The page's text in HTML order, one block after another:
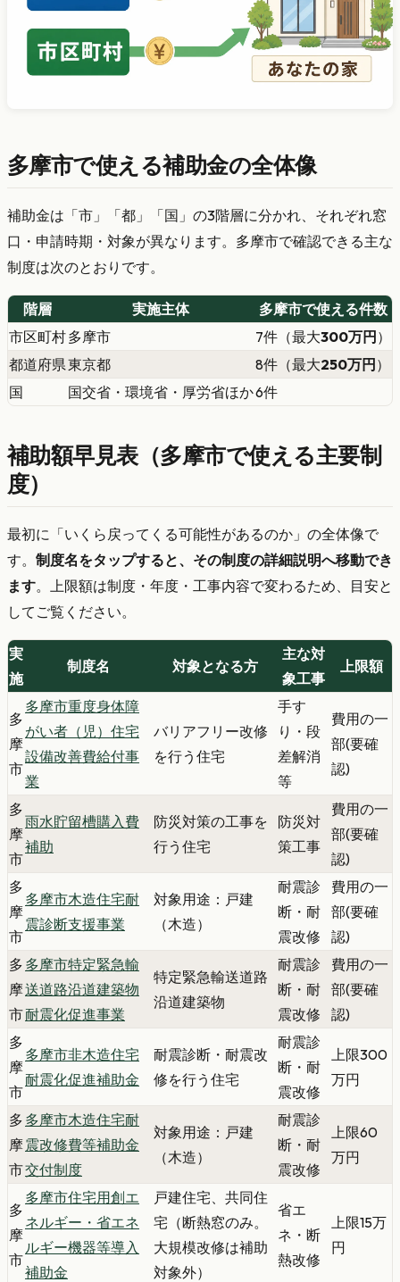
多摩市で使える補助金の全体像
補助金は「市」「都」「国」の3階層に分かれ、それぞれ窓
口・申請時期・対象が異なります。多摩市で確認できる主な
制度は次のとおりです。
階層 実施主体
多摩市で使える件数
市区町村多摩市 7件（最大300万円）
都道府県東京都 8件（最大250万円）
国
国交省・環境省・厚労省ほか6件
補助額早見表（多摩市で使える主要制
度）
最初に「いくら戻ってくる可能性があるのか」の全体像で
す。 制度名をタップすると、その制度の詳細説明へ移動でき
ます。上限額は制度・年度・工事内容で変わるため、目安と
してご覧ください。
実
施
制度名 対象となる方
主な対
象工事
上限額
多
摩
市
多摩市重度身体障
がい者（児）住宅
設備改善費給付事
業
バリアフリー改修
を行う住宅
手す
り・段
差解消
等
費用の一
部(要確
認)
多
摩
市
雨水貯留槽購入費
補助
防災対策の工事を
行う住宅
防災対
策工事
費用の一
部(要確
認)
多
摩
市
多摩市木造住宅耐
震診断支援事業
対象用途：戸建
（木造）
耐震診
断・耐
震改修
費用の一
部(要確
認)
多
摩
市
多摩市特定緊急輸
送道路沿道建築物
耐震化促進事業
特定緊急輸送道路
沿道建築物
耐震診
断・耐
震改修
費用の一
部(要確
認)
多
摩
市
多摩市非木造住宅
耐震化促進補助金
耐震診断・耐震改
修を行う住宅
耐震診
断・耐
震改修
上限300
万円
多
摩
市
多摩市木造住宅耐
震改修費等補助金
交付制度
対象用途：戸建
（木造）
耐震診
断・耐
震改修
上限60
万円
多
摩
市
多摩市住宅用創エ
ネルギー・省エネ
ルギー機器等導入
補助金
戸建住宅、共同住
宅（断熱窓のみ。
大規模改修は補助
対象外）
省エ
ネ・断
熱改修
上限15万
円